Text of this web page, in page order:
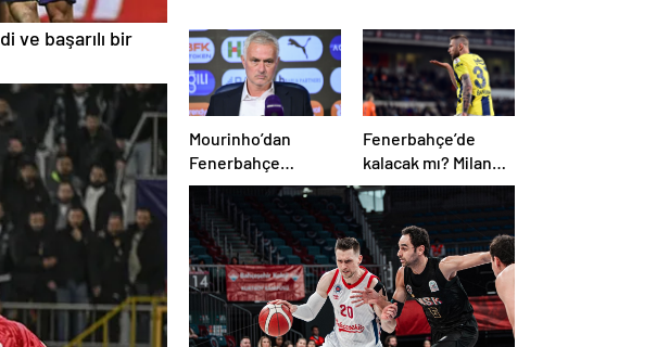
ve başarılı bir
Mourinho’dan
Fenerbahçe
sorusuna kaçamak
yanıt: Bu soruyu
anlamadım
Fenerbahçe’de
kalacak mı? Milan
Skriniar, geleceği
hakkında konuştu